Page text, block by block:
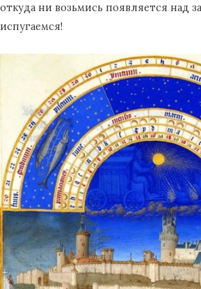
откуда ни возьмись появляется над
испугаемся!